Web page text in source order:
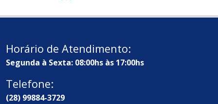
Horário de Atendimento:
Segunda à Sexta: 08:00hs às 17:00hs
Telefone:
(28) 99884-3729